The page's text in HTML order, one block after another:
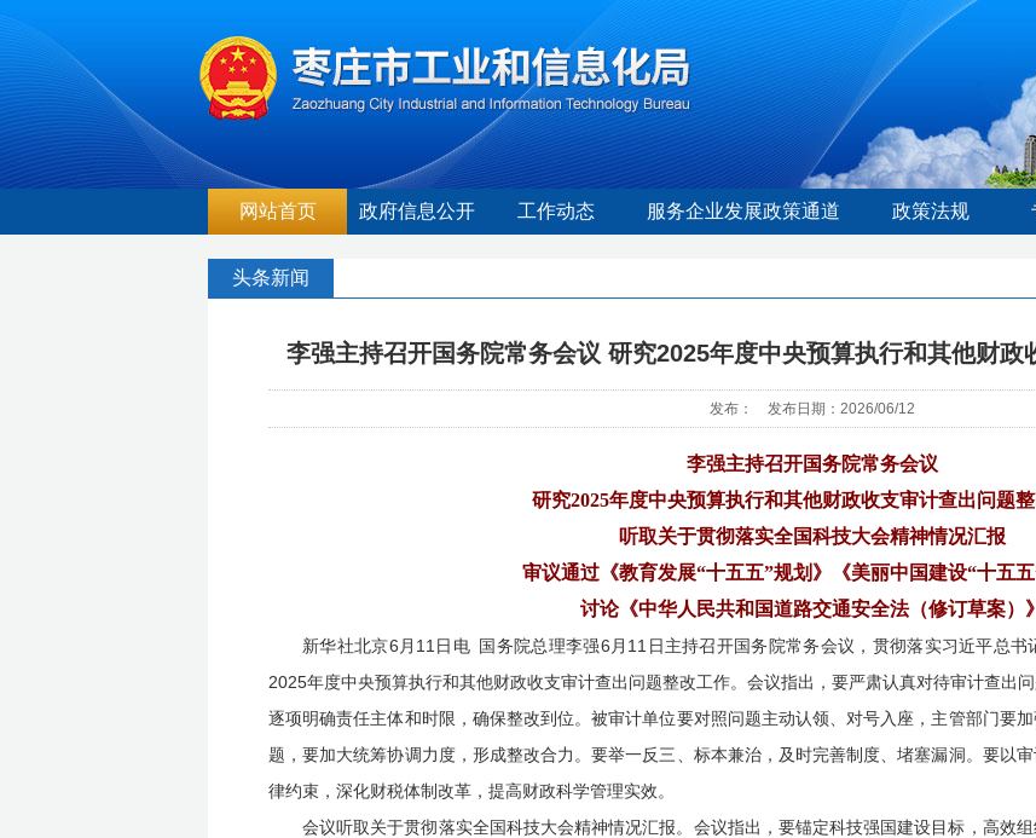
网站首页 政府信息公开 工作动态 服务企业发展政策通道 政策法规
头条新闻
李强主持召开国务院常务会议 研究2025年度中央预算执行和其他财政
发布： 发布日期：2026/06/12
李强主持召开国务院常务会议
研究2025年度中央预算执行和其他财政收支审计查出问题
听取关于贯彻落实全国科技大会精神情况汇报
审议通过《教育发展“十五五”规划》《美丽中国建设“十五五
讨论《中华人民共和国道路交通安全法（修订草案）》
新华社北京6月11日电 国务院总理李强6月11日主持召开国务院常务会议，贯彻落实习近平总
2025年度中央预算执行和其他财政收支审计查出问题整改工作。会议指出，要严肃认真对待审计查出
逐项明确责任主体和时限，确保整改到位。被审计单位要对照问题主动认领、对号入座，主管部门要
题，要加大统筹协调力度，形成整改合力。要举一反三、标本兼治，及时完善制度、堵塞漏洞。要以
律约束，深化财税体制改革，提高财政科学管理实效。
会议听取关于贯彻落实全国科技大会精神情况汇报。会议指出，要锚定科技强国建设目标，高效